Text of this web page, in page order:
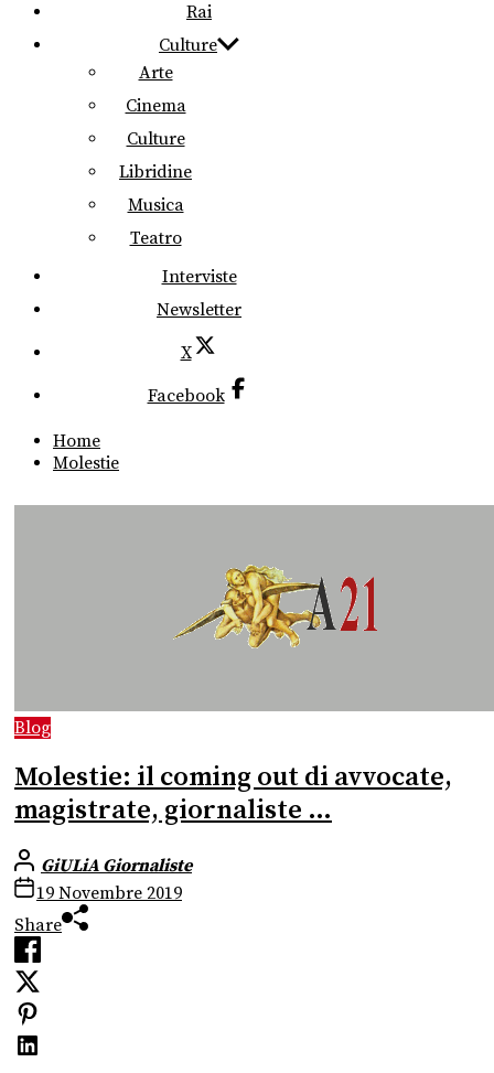
Rai
Culture
Arte
Cinema
Culture
Libridine
Musica
Teatro
Interviste
Newsletter
X
Facebook
Home
Molestie
Blog
Molestie: il coming out di avvocate,
magistrate, giornaliste …
GiULiA Giornaliste
19 Novembre 2019
Share